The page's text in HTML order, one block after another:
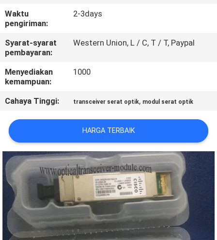
HUBUNGI
KAMI
BERITA
KASUS
SITEMAP
KEBIJAKAN
PRIVASI
Waktu
pengiriman:
2-3days
Syarat-syarat
pembayaran:
Western Union, L / C, T / T, Paypal
Menyediakan
kemampuan:
1000
Cahaya Tinggi: transceiver serat optik, modul serat optik
HARGA TERBAIK